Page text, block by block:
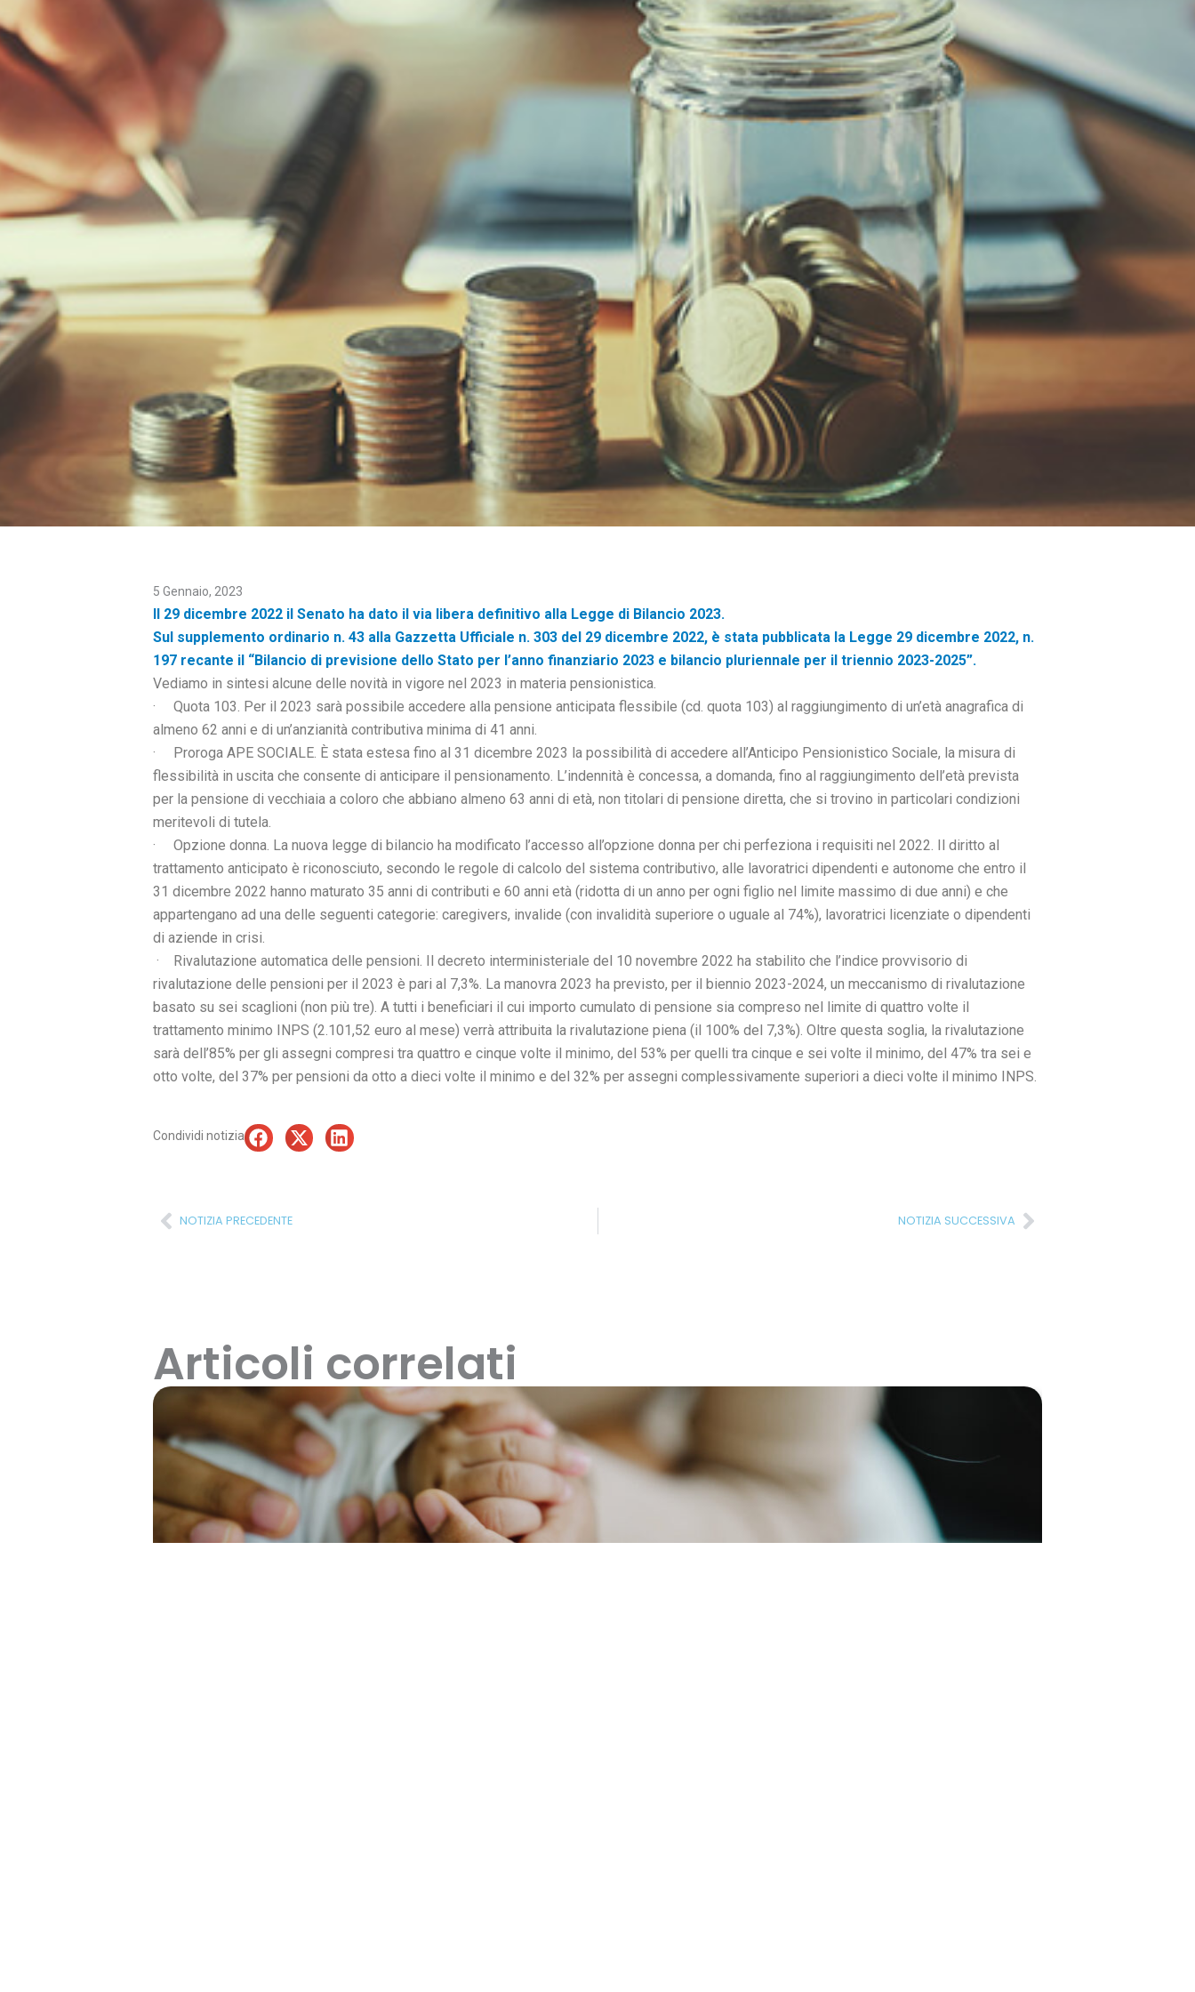
5 Gennaio, 2023
Il 29 dicembre 2022 il Senato ha dato il via libera definitivo alla Legge di Bilancio 2023.
Sul supplemento ordinario n. 43 alla Gazzetta Ufficiale n. 303 del 29 dicembre 2022, è stata pubblicata la Legge 29 dicembre 2022, n.
197 recante il “Bilancio di previsione dello Stato per l’anno finanziario 2023 e bilancio pluriennale per il triennio 2023-2025”.
Vediamo in sintesi alcune delle novità in vigore nel 2023 in materia pensionistica.
· Quota 103. Per il 2023 sarà possibile accedere alla pensione anticipata flessibile (cd. quota 103) al raggiungimento di un’età anagrafica di
almeno 62 anni e di un’anzianità contributiva minima di 41 anni.
· Proroga APE SOCIALE. È stata estesa fino al 31 dicembre 2023 la possibilità di accedere all’Anticipo Pensionistico Sociale, la misura di
flessibilità in uscita che consente di anticipare il pensionamento. L’indennità è concessa, a domanda, fino al raggiungimento dell’età prevista
per la pensione di vecchiaia a coloro che abbiano almeno 63 anni di età, non titolari di pensione diretta, che si trovino in particolari condizioni
meritevoli di tutela.
· Opzione donna. La nuova legge di bilancio ha modificato l’accesso all’opzione donna per chi perfeziona i requisiti nel 2022. Il diritto al
trattamento anticipato è riconosciuto, secondo le regole di calcolo del sistema contributivo, alle lavoratrici dipendenti e autonome che entro il
31 dicembre 2022 hanno maturato 35 anni di contributi e 60 anni età (ridotta di un anno per ogni figlio nel limite massimo di due anni) e che
appartengano ad una delle seguenti categorie: caregivers, invalide (con invalidità superiore o uguale al 74%), lavoratrici licenziate o dipendenti
di aziende in crisi.
· Rivalutazione automatica delle pensioni. Il decreto interministeriale del 10 novembre 2022 ha stabilito che l’indice provvisorio di
rivalutazione delle pensioni per il 2023 è pari al 7,3%. La manovra 2023 ha previsto, per il biennio 2023-2024, un meccanismo di rivalutazione
basato su sei scaglioni (non più tre). A tutti i beneficiari il cui importo cumulato di pensione sia compreso nel limite di quattro volte il
trattamento minimo INPS (2.101,52 euro al mese) verrà attribuita la rivalutazione piena (il 100% del 7,3%). Oltre questa soglia, la rivalutazione
sarà dell’85% per gli assegni compresi tra quattro e cinque volte il minimo, del 53% per quelli tra cinque e sei volte il minimo, del 47% tra sei e
otto volte, del 37% per pensioni da otto a dieci volte il minimo e del 32% per assegni complessivamente superiori a dieci volte il minimo INPS.
Condividi notizia
NOTIZIA PRECEDENTE NOTIZIA SUCCESSIVA
Articoli correlati